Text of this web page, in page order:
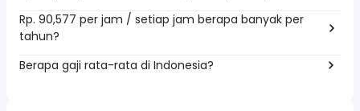
Rp. 90,577 per jam / setiap jam berapa banyak per
tahun?
Berapa gaji rata-rata di Indonesia?